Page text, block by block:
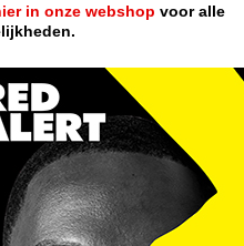
in onze webshop voor alle